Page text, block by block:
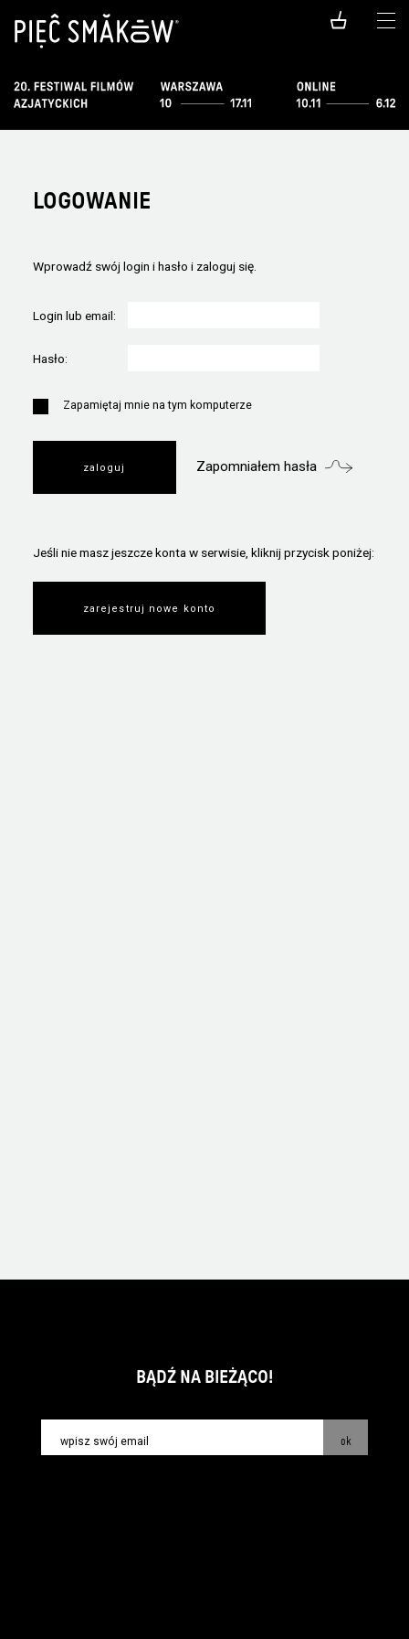
LOGOWANIE
Wprowadź swój login i hasło i zaloguj się.
Login lub email:
Hasło:
Zapamiętaj mnie na tym komputerze
Zapomniałem hasła
Jeśli nie masz jeszcze konta w serwisie, kliknij przycisk poniżej:
zarejestruj nowe konto
BĄDŹ NA BIEŻĄCO!
ok